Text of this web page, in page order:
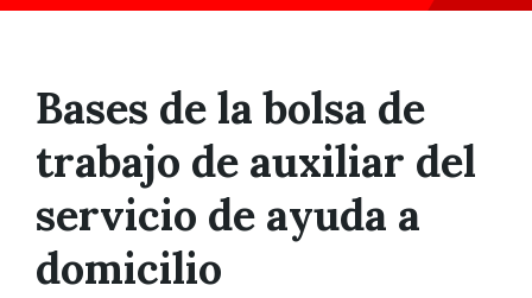
Bases de la bolsa de
trabajo de auxiliar del
servicio de ayuda a
domicilio